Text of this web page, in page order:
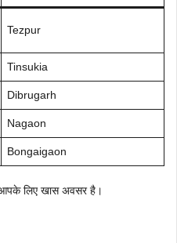
Tezpur
Tinsukia
Dibrugarh
Nagaon
Bongaigaon
लिए खास अवसर है।